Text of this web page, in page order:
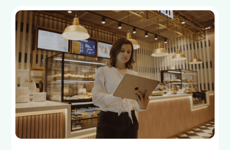
préparation. »